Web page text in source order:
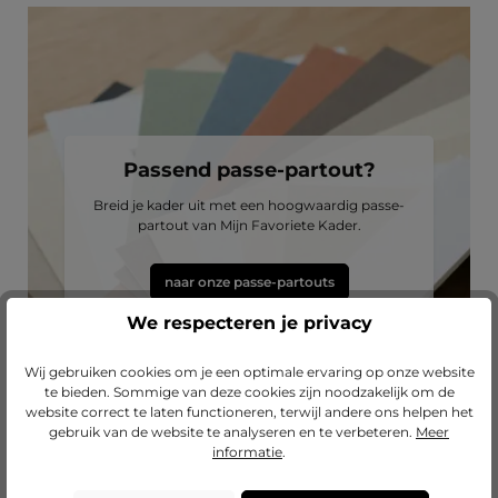
Passend passe-partout?
Breid je kader uit met een hoogwaardig passe-
partout van Mijn Favoriete Kader.
naar onze passe-partouts
We respecteren je privacy
Wij gebruiken cookies om je een optimale ervaring op onze website
te bieden. Sommige van deze cookies zijn noodzakelijk om de
website correct te laten functioneren, terwijl andere ons helpen het
gebruik van de website te analyseren en te verbeteren. Meer
informatie.